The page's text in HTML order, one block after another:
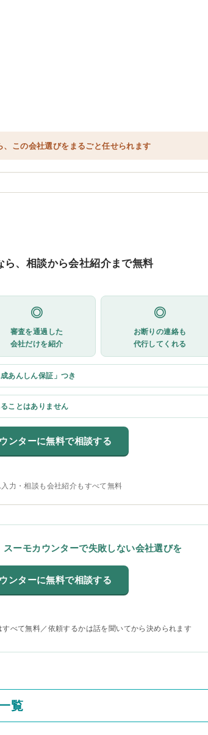
、この会社選びをまるごと任せられます
ら、相談から会社紹介まで無料
◎
審査を通過した
会社だけを紹介
◎
お断りの連絡も
代行してくれる
あんしん保証」つき
ことはありません
ンターに無料で相談する
力・相談も会社紹介もすべて無料
ーモカウンターで失敗しない会社選びを
ンターに無料で相談する
べて無料／依頼するかは話を聞いてから決められます
覧